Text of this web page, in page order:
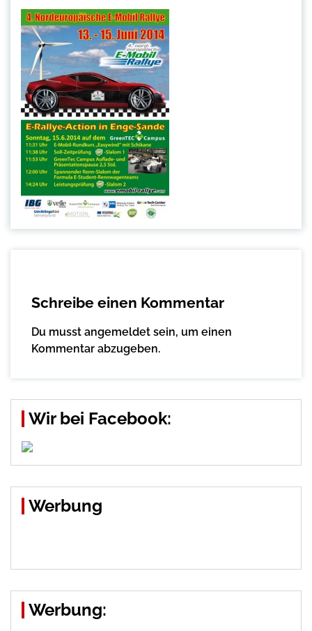
Schreibe einen Kommentar
Du musst angemeldet sein, um einen
Kommentar abzugeben.
Wir bei Facebook:
Werbung
Werbung: